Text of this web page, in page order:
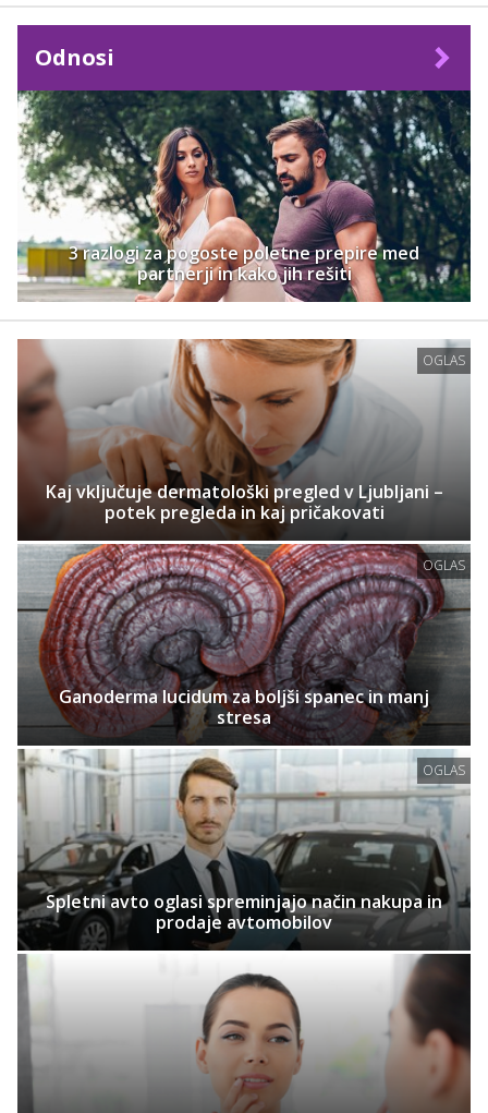
Odnosi
3 razlogi za pogoste poletne prepire med
partnerji in kako jih rešiti
OGLAS
Kaj vključuje dermatološki pregled v Ljubljani –
potek pregleda in kaj pričakovati
OGLAS
Ganoderma lucidum za boljši spanec in manj
stresa
OGLAS
Spletni avto oglasi spreminjajo način nakupa in
prodaje avtomobilov